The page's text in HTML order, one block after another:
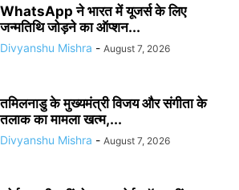
WhatsApp ने भारत में यूजर्स के लिए
जन्मतिथि जोड़ने का ऑप्शन...
Divyanshu Mishra - August 7, 2026
तमिलनाडु के मुख्यमंत्री विजय और संगीता के
तलाक का मामला खत्म,...
Divyanshu Mishra - August 7, 2026